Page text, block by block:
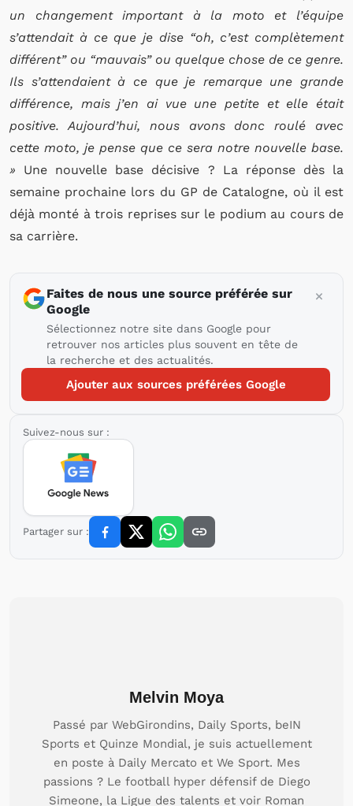
un changement important à la moto et l’équipe
s’attendait à ce que je dise “oh, c’est complètement
différent” ou “mauvais” ou quelque chose de ce genre.
Ils s’attendaient à ce que je remarque une grande
différence, mais j’en ai vue une petite et elle était
positive. Aujourd’hui, nous avons donc roulé avec
cette moto, je pense que ce sera notre nouvelle base.
» Une nouvelle base décisive ? La réponse dès la
semaine prochaine lors du GP de Catalogne, où il est
déjà monté à trois reprises sur le podium au cours de
sa carrière.
Faites de nous une source préférée sur
Google
Sélectionnez notre site dans Google pour
retrouver nos articles plus souvent en tête de
la recherche et des actualités.
Ajouter aux sources préférées Google
Suivez-nous sur :
Partager sur :
Melvin Moya
Passé par WebGirondins, Daily Sports, beIN
Sports et Quinze Mondial, je suis actuellement
en poste à Daily Mercato et We Sport. Mes
passions ? Le football hyper défensif de Diego
Simeone, la Ligue des talents et voir Roman